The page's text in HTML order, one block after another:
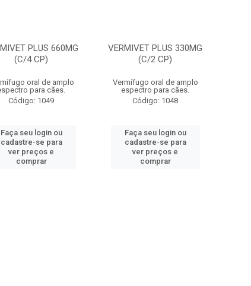
PLUS 660MG
(C/4 CP)
oral de amplo
para cães.
Código: 1049
Faça seu login ou
cadastre-se para
ver preços e
comprar
VERMIVET PLUS 330MG
(C/2 CP)
Vermífugo oral de amplo
espectro para cães.
Código: 1048
Faça seu login ou
cadastre-se para
ver preços e
comprar